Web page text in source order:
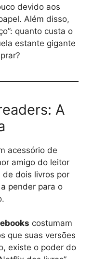
devido aos
Além disso,
quanto custa o
estante gigante
A
acessório de
amigo do leitor
de dois livros por
pender para o
ebooks costumam
que suas versões
existe o poder do